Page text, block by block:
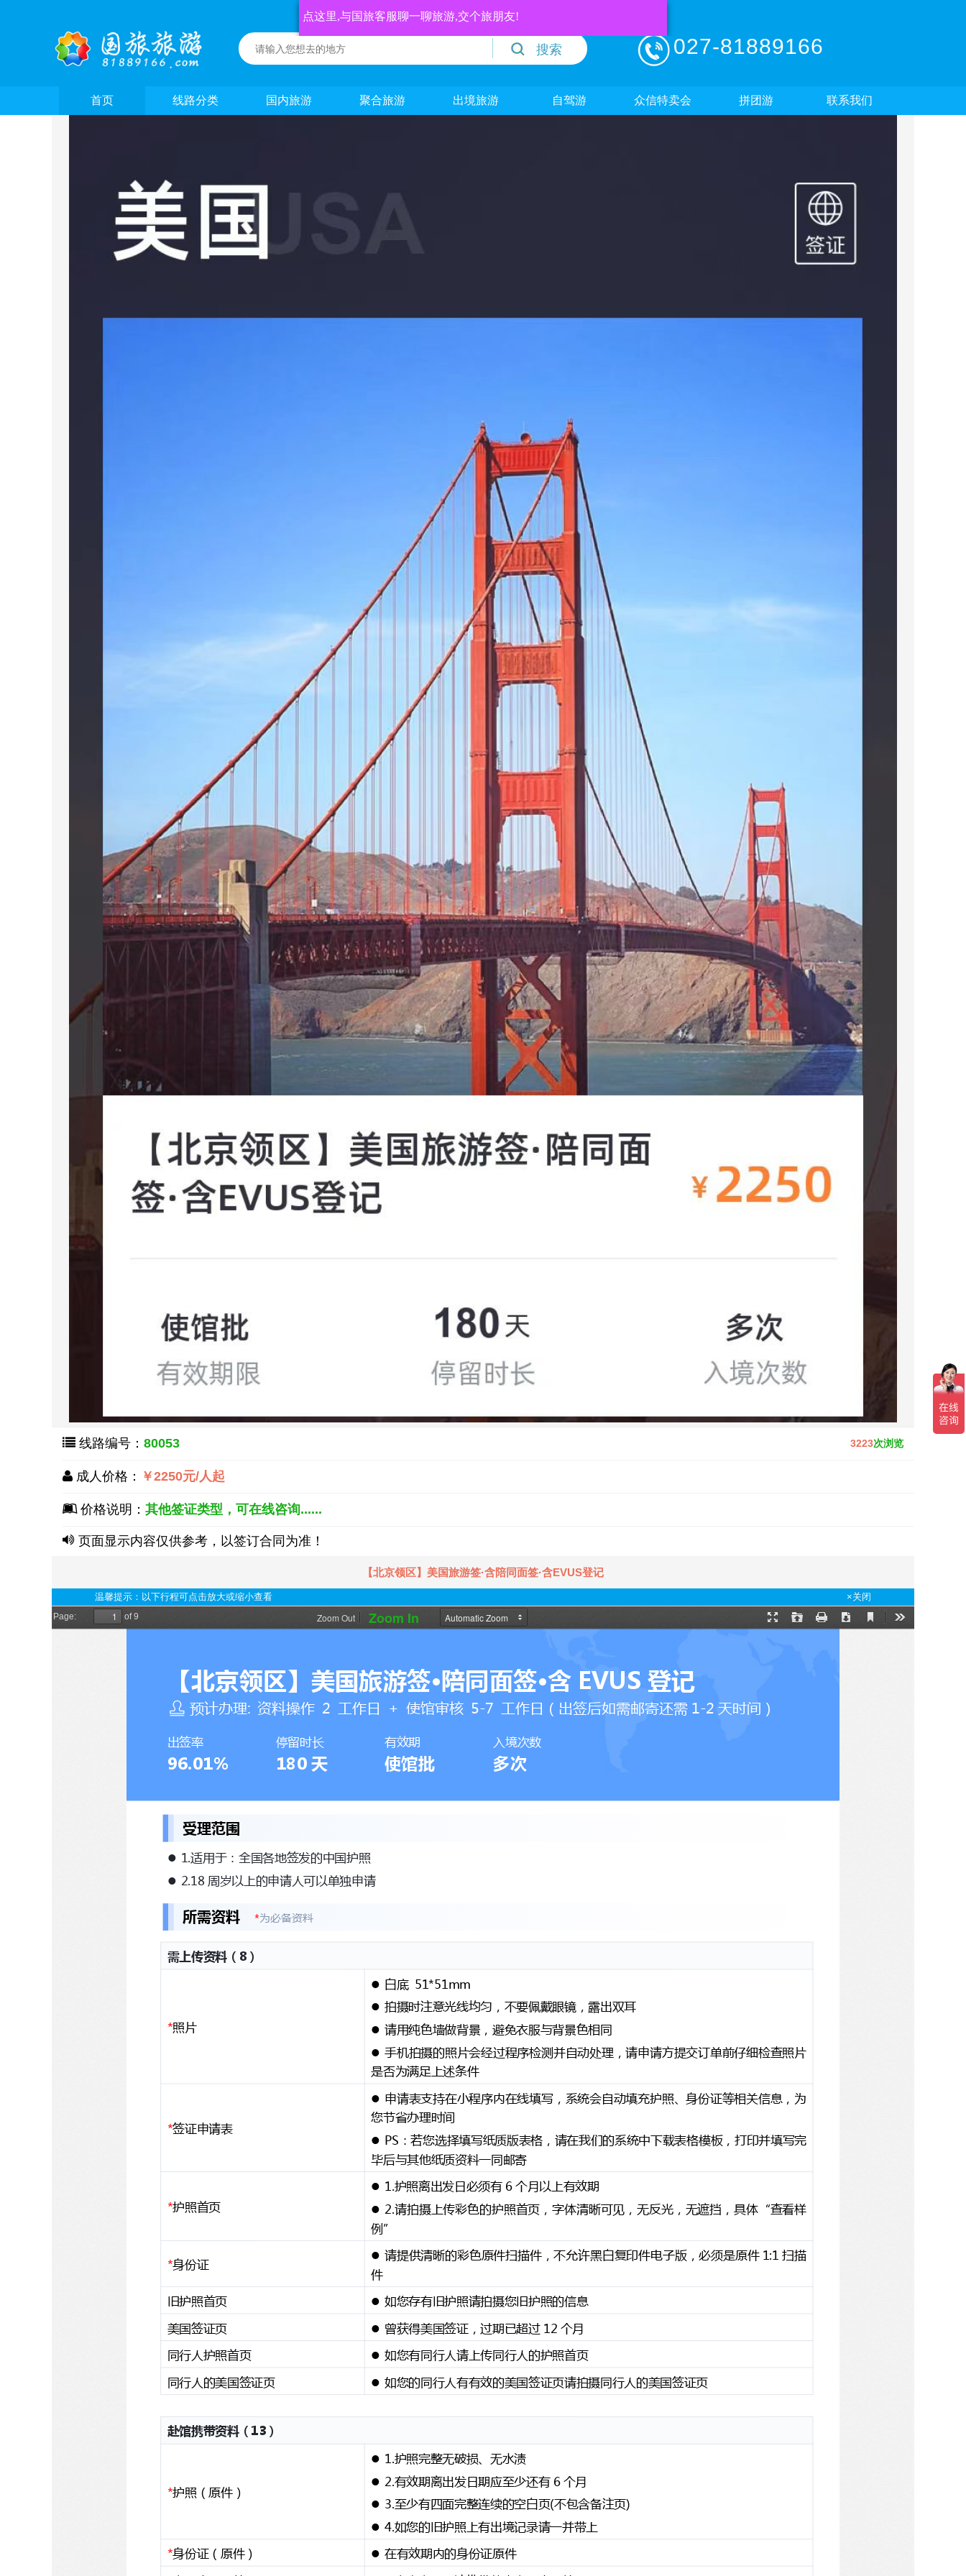
027-81889166
首页 线路分类 国内旅游 聚合旅游 出境旅游 自驾游 众信特卖会 拼团游 联系我们
线路编号：80053 3223次浏览
成人价格： ￥2250元/人起
价格说明：其他签证类型，可在线咨询......
页面显示内容仅供参考，以签订合同为准！
【北京领区】美国旅游签·含陪同面签·含EVUS登记
温馨提示：以下行程可点击放大或缩小查看 ×关闭
点这里,与国旅客服聊一聊旅游,交个旅朋友!